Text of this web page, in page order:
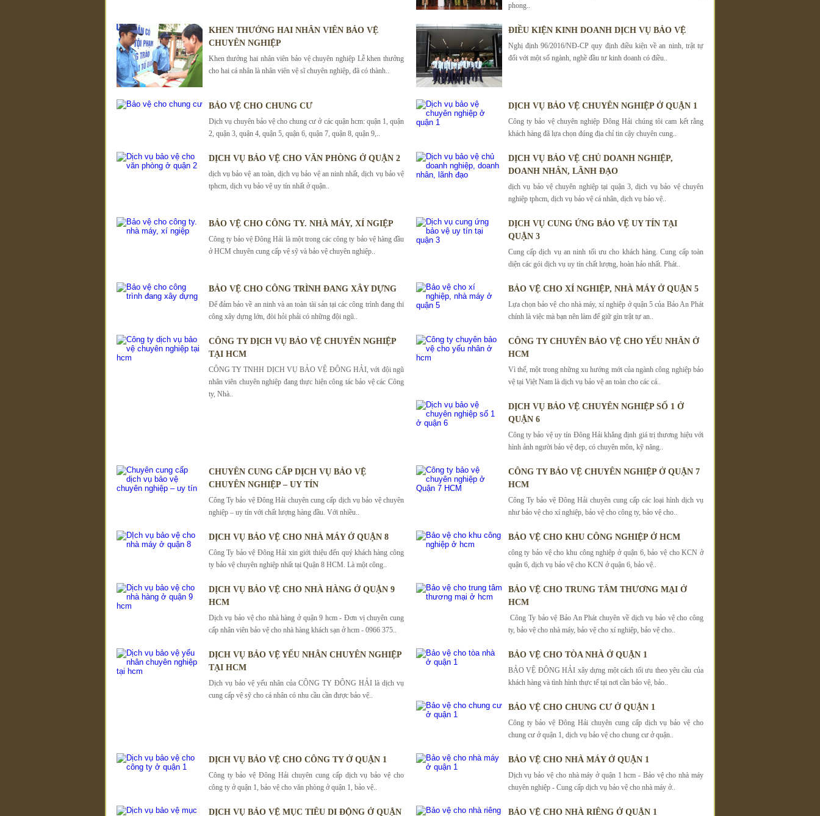
phong..
KHEN THƯỞNG HAI NHÂN VIÊN BẢO VỆ
CHUYÊN NGHIỆP
Khen thưởng hai nhân viên bảo vệ chuyên nghiệp Lễ khen thưởng
cho hai cá nhân là nhân viên vệ sĩ chuyên nghiệp, đã có thành..
ĐIỀU KIỆN KINH DOANH DỊCH VỤ BẢO VỆ
Nghị định 96/2016/NĐ-CP quy định điều kiện về an ninh, trật tự
đối với một số ngành, nghề đầu tư kinh doanh có điều..
BẢO VỆ CHO CHUNG CƯ
Dịch vụ chuyên bảo vệ cho chung cư ở các quận hcm: quận 1, quận
2, quận 3, quận 4, quận 5, quận 6, quận 7, quận 8, quận 9,..
DỊCH VỤ BẢO VỆ CHUYÊN NGHIỆP Ở QUẬN 1
Công ty bảo vệ chuyên nghiệp Đông Hải chúng tôi cam kết rằng
khách hàng đã lựa chọn đúng địa chỉ tin cậy chuyên cung..
DỊCH VỤ BẢO VỆ CHO VĂN PHÒNG Ở QUẬN 2
dịch vụ bảo vệ an toàn, dịch vụ bảo vệ an ninh nhất, dịch vụ bảo vệ
tphcm, dịch vụ bảo vệ uy tín nhất ở quận..
DỊCH VỤ BẢO VỆ CHỦ DOANH NGHIỆP,
DOANH NHÂN, LÃNH ĐẠO
dịch vụ bảo vệ chuyên nghiệp tại quận 3, dịch vụ bảo vệ chuyên
nghiệp tphcm, dịch vụ bảo vệ cá nhân, dịch vụ bảo vệ..
BẢO VỆ CHO CÔNG TY. NHÀ MÁY, XÍ NGIỆP
Công ty bảo vệ Đông Hải là một trong các công ty bảo vệ hàng đầu
ở HCM chuyên cung cấp vệ sỹ và bảo vệ chuyên nghiệp..
DỊCH VỤ CUNG ỨNG BẢO VỆ UY TÍN TẠI
QUẬN 3
Cung cấp dịch vụ an ninh tối ưu cho khách hàng. Cung cấp toàn
diện các gói dịch vụ uy tín chất lượng, hoàn hảo nhất. Phát..
BẢO VỆ CHO CÔNG TRÌNH ĐANG XÂY DỰNG
Để đảm bảo về an ninh và an toàn tài sản tại các công trình đang thi
công xây dựng lớn, đòi hỏi phải có những đội ngũ..
BẢO VỆ CHO XÍ NGHIỆP, NHÀ MÁY Ở QUẬN 5
Lựa chọn bảo vệ cho nhà máy, xí nghiệp ở quận 5 của Bảo An Phát
chính là việc mà bạn nên làm để giữ gìn trật tự an..
CÔNG TY DỊCH VỤ BẢO VỆ CHUYÊN NGHIỆP
TẠI HCM
CÔNG TY TNHH DỊCH VỤ BẢO VỆ ĐÔNG HẢI, với đội ngũ
nhân viên chuyên nghiệp đang thực hiện công tác bảo vệ các Công
ty, Nhà..
CÔNG TY CHUYÊN BẢO VỆ CHO YẾU NHÂN Ở
HCM
Vì thế, một trong những xu hướng mới của ngành công nghiệp bảo
vệ tại Việt Nam là dịch vụ bảo vệ an toàn cho các cá..
DỊCH VỤ BẢO VỆ CHUYÊN NGHIỆP SỐ 1 Ở
QUẬN 6
Công ty bảo vệ uy tín Đông Hải khẳng định giá trị thương hiệu với
hình ảnh người bảo vệ đẹp, có chuyên môn, kỹ năng..
CHUYÊN CUNG CẤP DỊCH VỤ BẢO VỆ
CHUYÊN NGHIỆP – UY TÍN
Công Ty bảo vệ Đông Hải chuyên cung cấp dịch vụ bảo vệ chuyên
nghiệp – uy tín với chất lượng hàng đầu. Với nhiều..
CÔNG TY BẢO VỆ CHUYÊN NGHIỆP Ở QUẬN 7
HCM
Công Ty bảo vệ Đông Hải chuyên cung cấp các loại hình dịch vụ
như bảo vệ cho xí nghiệp, bảo vệ cho công ty, bảo vệ cho..
DỊCH VỤ BẢO VỆ CHO NHÀ MÁY Ở QUẬN 8
Công Ty bảo vệ Đông Hải xin giới thiệu đến quý khách hàng công
ty bảo vệ chuyên nghiệp nhất tại Quận 8 HCM. Là một công..
BẢO VỆ CHO KHU CÔNG NGHIỆP Ở HCM
công ty bảo vệ cho khu công nghiệp ở quận 6, bảo vệ cho KCN ở
quận 6, dịch vụ bảo vệ cho KCN ở quận 6, bảo vệ..
DỊCH VỤ BẢO VỆ CHO NHÀ HÀNG Ở QUẬN 9
HCM
Dịch vụ bảo vệ cho nhà hàng ở quận 9 hcm - Đơn vị chuyên cung
cấp nhân viên bảo vệ cho nhà hàng khách sạn ở hcm - 0966 375..
BẢO VỆ CHO TRUNG TÂM THƯƠNG MẠI Ở
HCM
Công Ty bảo vệ Bảo An Phát chuyên về dịch vụ bảo vệ cho công
ty, bảo vệ cho nhà máy, bảo vệ cho xí nghiệp, bảo vệ cho..
DỊCH VỤ BẢO VỆ YẾU NHÂN CHUYÊN NGHIỆP
TẠI HCM
Dịch vụ bảo vệ yếu nhân của CÔNG TY ĐÔNG HẢI là dịch vụ
cung cấp vệ sỹ cho cá nhân có nhu cầu cần được bảo vệ..
BẢO VỆ CHO TÒA NHÀ Ở QUẬN 1
BẢO VỆ ĐÔNG HẢI xây dựng một cách tối ưu theo yêu cầu của
khách hàng và tình hình thực tế tại nơi cần bảo vệ, bảo..
BẢO VỆ CHO CHUNG CƯ Ở QUẬN 1
Công ty bảo vệ Đông Hải chuyên cung cấp dịch vụ bảo vệ cho
chung cư ở quận 1, dịch vụ bảo vệ cho chung cư ở quận..
DỊCH VỤ BẢO VỆ CHO CÔNG TY Ở QUẬN 1
Công ty bảo vệ Đông Hải chuyên cung cấp dịch vụ bảo vệ cho
công ty ở quận 1, bảo vệ cho văn phòng ở quận 1, bảo vệ..
BẢO VỆ CHO NHÀ MÁY Ở QUẬN 1
Dịch vụ bảo vệ cho nhà máy ở quận 1 hcm - Bảo vệ cho nhà máy
chuyên nghiệp - Cung cấp dịch vụ bảo vệ cho nhà máy ở..
DỊCH VỤ BẢO VỆ MỤC TIÊU DI ĐỘNG Ở QUẬN BẢO VỆ CHO NHÀ RIÊNG Ở QUẬN 1